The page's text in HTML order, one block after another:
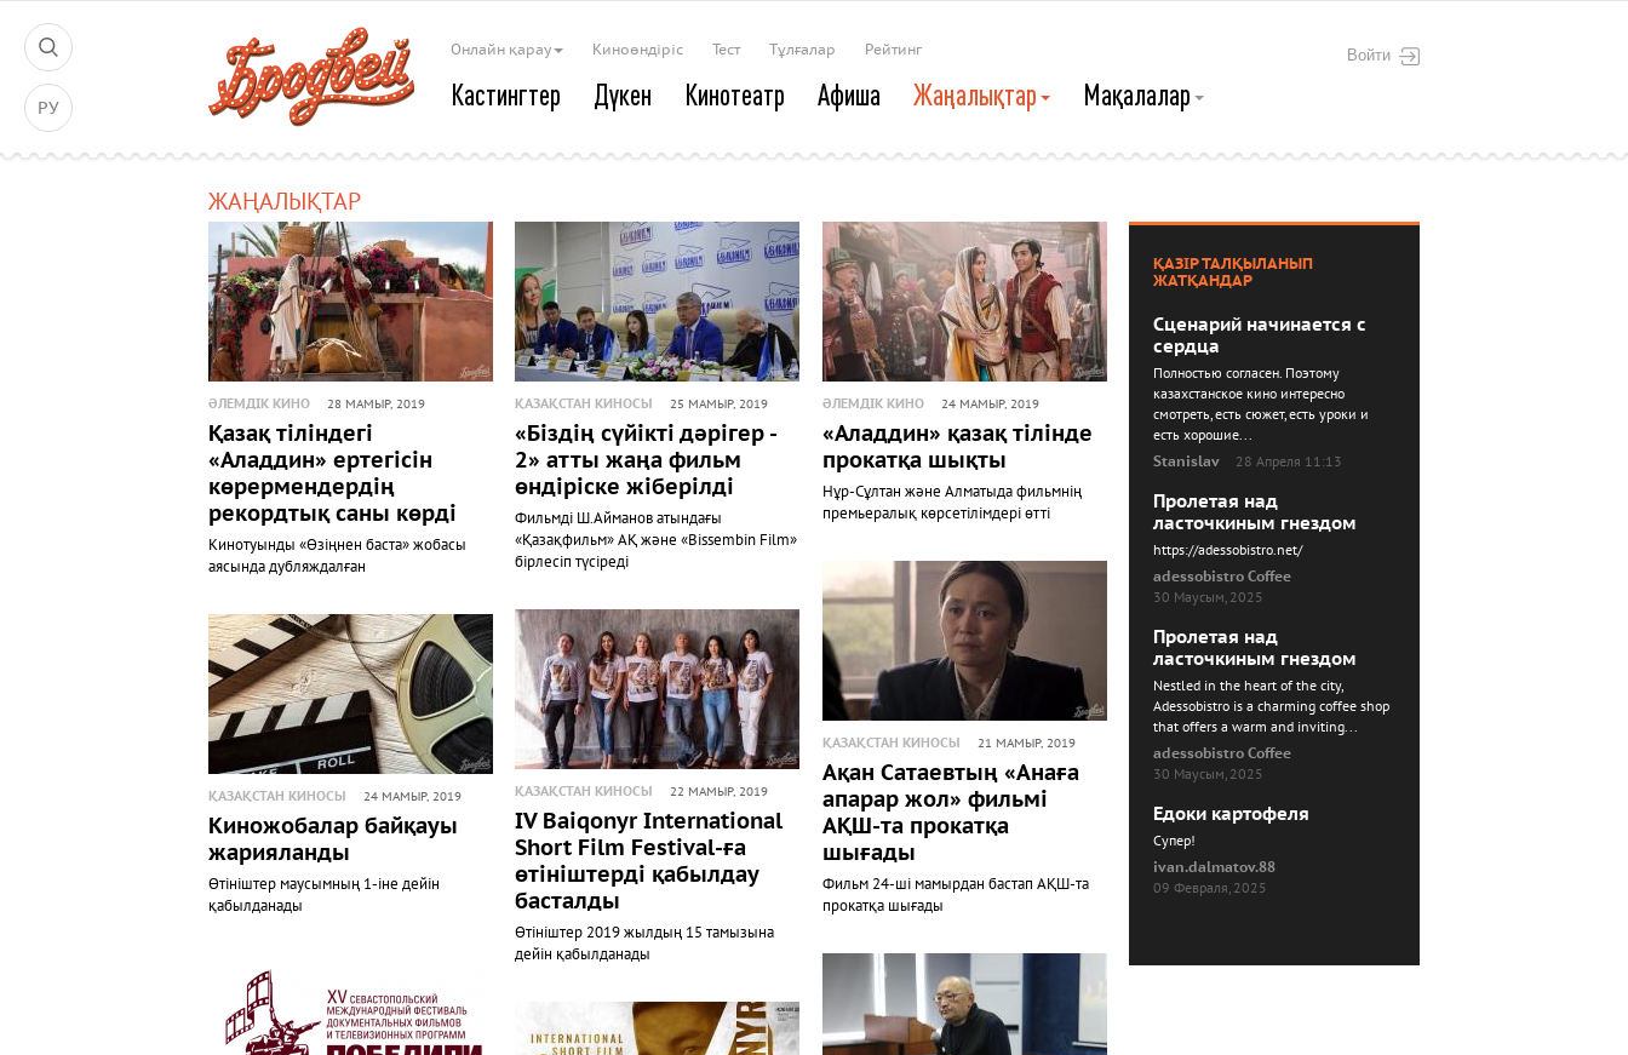
РУ
Войти
Онлайн қарау Киноөндіріс Тест Тұлғалар Рейтинг
Кастингтер Дүкен Кинотеатр Афиша Жаңалықтар Мақалалар
ЖАҢАЛЫҚТАР
ӘЛЕМДІК КИНО 28 МАМЫР, 2019
Қазақ тіліндегі
«Аладдин» ертегісін
көрермендердің
рекордтық саны көрді
Кинотуынды «Өзіңнен баста» жобасы
аясында дубляждалған
ҚАЗАҚСТАН КИНОСЫ 24 МАМЫР, 2019
Киножобалар байқауы
жарияланды
Өтініштер маусымның 1-іне дейін
қабылданады
ҚАЗАҚСТАН КИНОСЫ 25 МАМЫР, 2019
«Біздің сүйікті дәрігер -
2» атты жаңа фильм
өндіріске жіберілді
Фильмді Ш.Айманов атындағы
«Қазақфильм» АҚ және «Bissembin Film»
бірлесіп түсіреді
ҚАЗАҚСТАН КИНОСЫ 22 МАМЫР, 2019
IV Baiqonyr International
Short Film Festival-ға
өтініштерді қабылдау
басталды
Өтініштер 2019 жылдың 15 тамызына
дейін қабылданады
ӘЛЕМДІК КИНО 24 МАМЫР, 2019
«Аладдин» қазақ тілінде
прокатқа шықты
Нұр-Сұлтан және Алматыда фильмнің
премьералық көрсетілімдері өтті
ҚАЗАҚСТАН КИНОСЫ 21 МАМЫР, 2019
Ақан Сатаевтың «Анаға
апарар жол» фильмі
АҚШ-та прокатқа
шығады
Фильм 24-ші мамырдан бастап АҚШ-та
прокатқа шығады
ҚАЗІР ТАЛҚЫЛАНЫП
ЖАТҚАНДАР
Сценарий начинается с
сердца
Полностью согласен. Поэтому
казахстанское кино интересно
смотреть, есть сюжет, есть уроки и
есть хорошие...
Stanislav
28 Апреля 11:13
Пролетая над
ласточкиным гнездом
https://adessobistro.net/
adessobistro Coffee
30 Маусым, 2025
Пролетая над
ласточкиным гнездом
Nestled in the heart of the city,
Adessobistro is a charming coffee shop
that offers a warm and inviting...
adessobistro Coffee
30 Маусым, 2025
Едоки картофеля
Cупер!
ivan.dalmatov.88
09 Февраля, 2025